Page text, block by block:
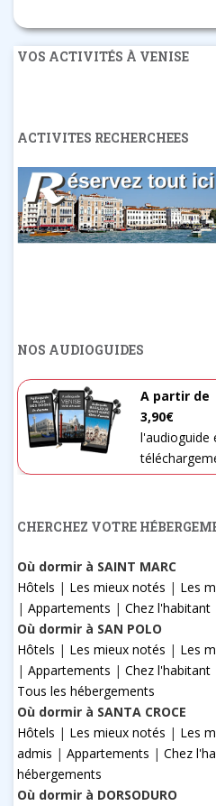
VOS ACTIVITÉS À VENISE
ACTIVITES RECHERCHEES
NOS AUDIOGUIDES
A partir de
3,90€
l'audioguide
CHERCHEZ VOTRE
Où dormir à SAINT MARC
Hôtels | Les mieux notés | Les
| Appartements | Chez l'habitant
Où dormir à SAN POLO
Hôtels | Les mieux notés | Les
| Appartements | Chez l'habitant
Tous les hébergements
Où dormir à SANTA CROCE
Hôtels | Les mieux notés | Les
admis | Appartements | Chez
hébergements
Où dormir à DORSODURO